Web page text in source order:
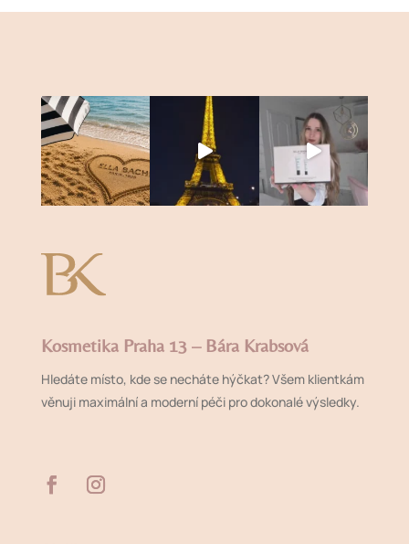
Kosmetika Praha 13 – Bára Krabsová
Hledáte místo, kde se necháte hýčkat? Všem klientkám
věnuji maximální a moderní péči pro dokonalé výsledky.